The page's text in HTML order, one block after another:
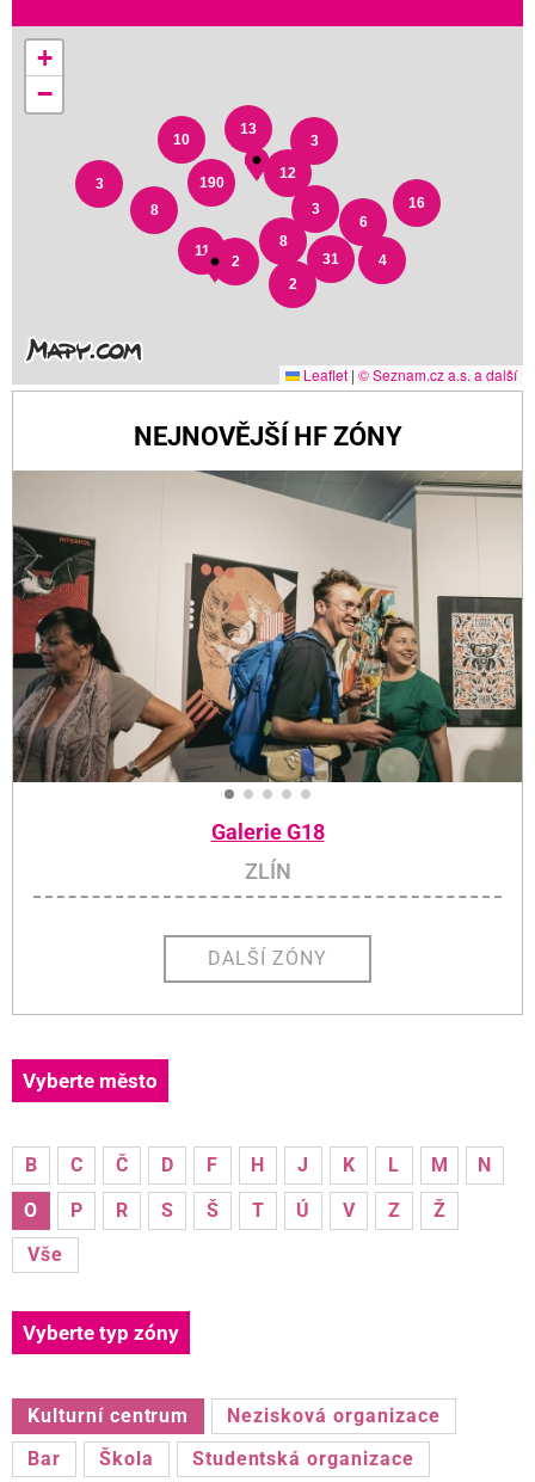
3
2
16
2
6
4
8
31
3
3
13
12
10
8
11
190
+
−
Leaflet | © Seznam.cz a.s. a další
NEJNOVĚJŠÍ HF ZÓNY
Galerie G18
ZLÍN
DALŠÍ ZÓNY
Vyberte město
B C Č D F H J K L M
N
O
P R S Š T Ú V Z
Ž
Vše
Vyberte typ zóny
Kulturní centrum
Nezisková organizace
Bar
Škola Studentská organizace